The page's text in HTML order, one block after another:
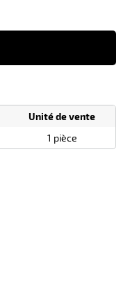
Unité de vente
1 pièce